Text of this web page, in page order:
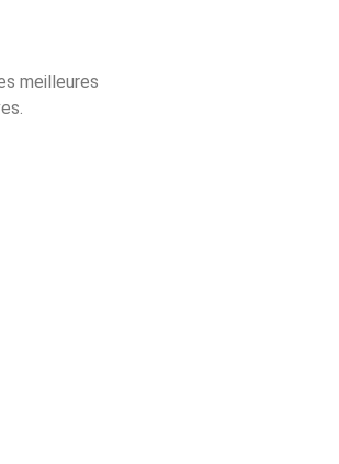
meilleures